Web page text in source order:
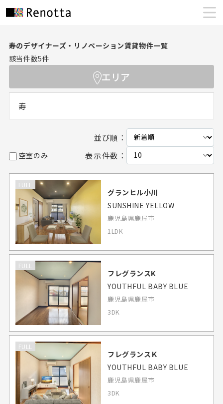
寿のデザイナーズ・リノベーション賃貸物件一覧
該当件数5件
エリア
寿
並び順：
空室のみ 表示件数：
FULL
グランヒル小川
SUNSHINE YELLOW
鹿児島県鹿屋市
1LDK
FULL
フレグランスK
YOUTHFUL BABY BLUE
鹿児島県鹿屋市
3DK
FULL
フレグランスＫ
YOUTHFUL BABY BLUE
鹿児島県鹿屋市
3DK